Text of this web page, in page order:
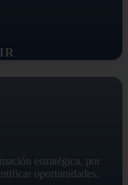
estratégica, por
oportunidades.